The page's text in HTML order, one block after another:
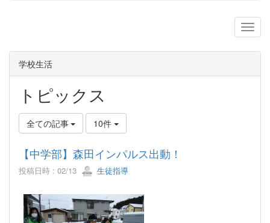
学校生活
トピックス
全ての記事 10件
【中学部】森田インパルス出動！
投稿日時 : 02/13 生徒指導